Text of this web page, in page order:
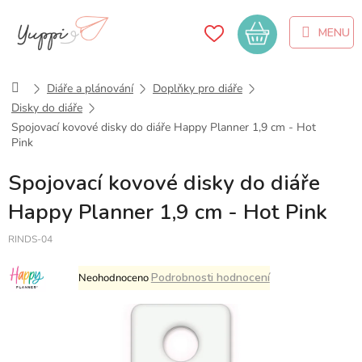
obsah
Nákupní
košík
DomůDiáře a plánování
Doplňky pro diáře
Disky do diáře
Spojovací kovové disky do diáře Happy Planner 1,9 cm - Hot
Pink
Spojovací kovové disky do diáře
Happy Planner 1,9 cm - Hot Pink
RINDS-04
Průměrné
hodnocení
NeohodnocenoPodrobnosti hodnocení